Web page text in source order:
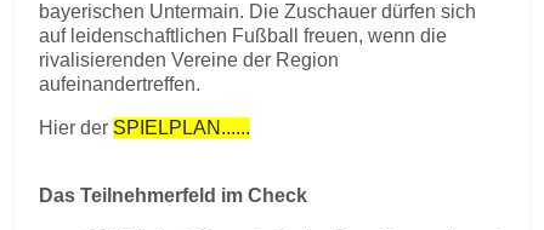
bayerischen Untermain. Die Zuschauer dürfen sich
auf leidenschaftlichen Fußball freuen, wenn die
rivalisierenden Vereine der Region
aufeinandertreffen.
Hier der SPIELPLAN......
Das Teilnehmerfeld im Check